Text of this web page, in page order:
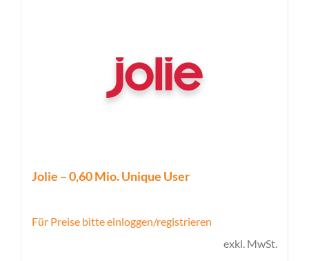
Jolie – 0,60 Mio. Unique User
Für Preise bitte einloggen/registrieren
exkl. MwSt.